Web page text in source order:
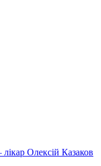
Олексій Казаков